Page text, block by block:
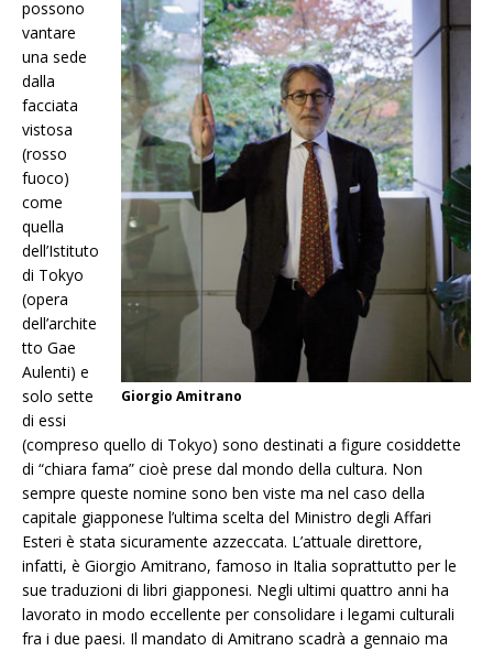
Giorgio Amitrano
possono
vantare
una sede
dalla
facciata
vistosa
(rosso
fuoco)
come
quella
dell’Istituto
di Tokyo
(opera
dell’archite
tto Gae
Aulenti) e
solo sette
di essi
(compreso quello di Tokyo) sono destinati a figure cosiddette
di “chiara fama” cioè prese dal mondo della cultura. Non
sempre queste nomine sono ben viste ma nel caso della
capitale giapponese l’ultima scelta del Ministro degli Affari
Esteri è stata sicuramente azzeccata. L’attuale direttore,
infatti, è Giorgio Amitrano, famoso in Italia soprattutto per le
sue traduzioni di libri giapponesi. Negli ultimi quattro anni ha
lavorato in modo eccellente per consolidare i legami culturali
fra i due paesi. Il mandato di Amitrano scadrà a gennaio ma